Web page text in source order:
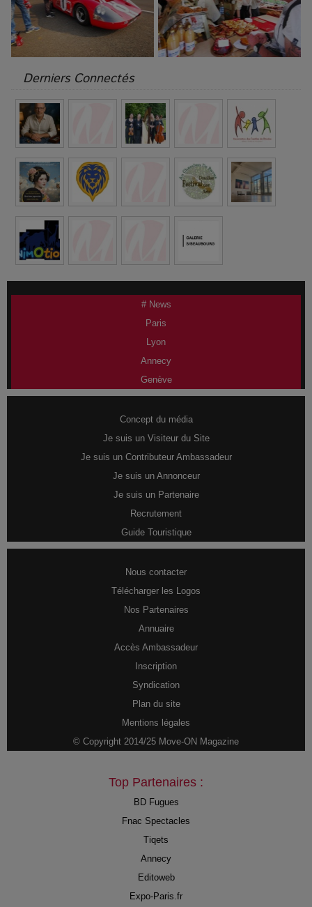
Derniers Connectés
# News
Paris
Lyon
Annecy
Genève
Concept du média
Je suis un Visiteur du Site
Je suis un Contributeur Ambassadeur
Je suis un Annonceur
Je suis un Partenaire
Recrutement
Guide Touristique
Nous contacter
Télécharger les Logos
Nos Partenaires
Annuaire
Accès Ambassadeur
Inscription
Syndication
Plan du site
Mentions légales
© Copyright 2014/25 Move-ON Magazine
Top Partenaires :
BD Fugues
Fnac Spectacles
Tiqets
Annecy
Editoweb
Expo-Paris.fr